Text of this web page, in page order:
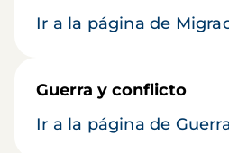
Ir a la página de
Guerra y conflicto
Ir a la página de